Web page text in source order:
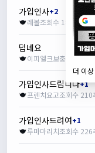
가입인사+2
레볼조회수 187 추천 0
덥네요
이피엘크보충 조회수
가입인사드립니다+1
프렌치요고조회수 210
가입인사드려여+1
루마마리치조회수 226
더 이